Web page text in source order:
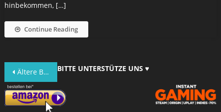
hinbekommen, […]
Continue Reading
Beitragsnavigation
Ältere Beiträge BITTE UNTERSTÜTZE UNS ♥